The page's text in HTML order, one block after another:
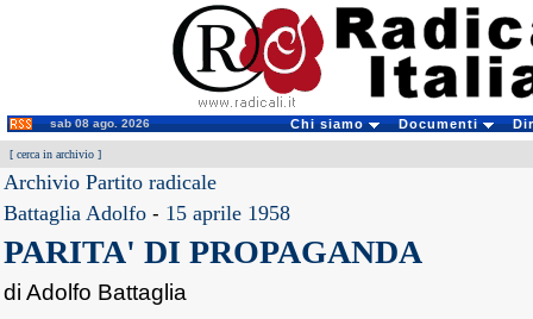
sab 08 ago. 2026 Chi siamo Documenti
[ cerca in archivio ]
Archivio Partito radicale
Battaglia Adolfo - 15 aprile 1958
PARITA' DI PROPAGANDA
di Adolfo Battaglia